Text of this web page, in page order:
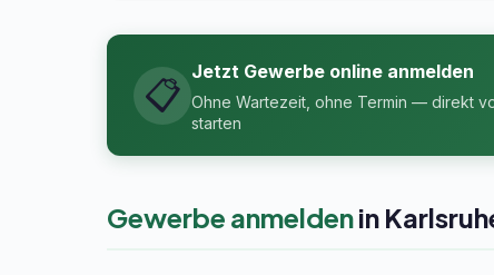
📋
Jetzt Gewerbe online anmelden
Ohne Wartezeit, ohne Termin — direkt
starten
Gewerbe anmeldenin